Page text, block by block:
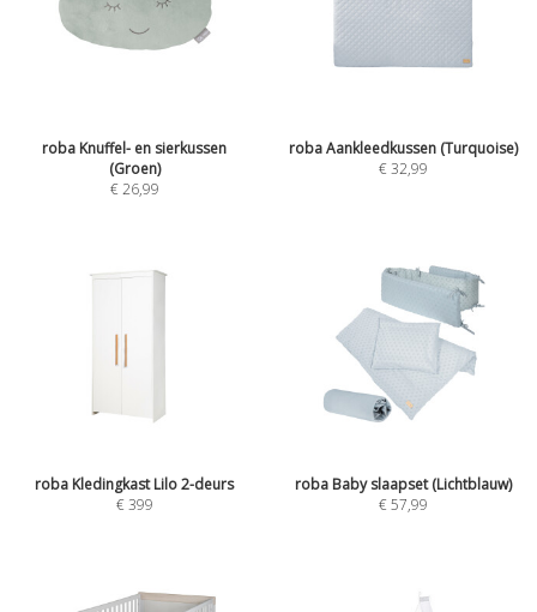
roba Knuffel- en sierkussen
(Groen)
€26,99
roba Aankleedkussen (Turquoise)
€32,99
roba Kledingkast Lilo 2-deurs
€399
roba Baby slaapset (Lichtblauw)
€57,99